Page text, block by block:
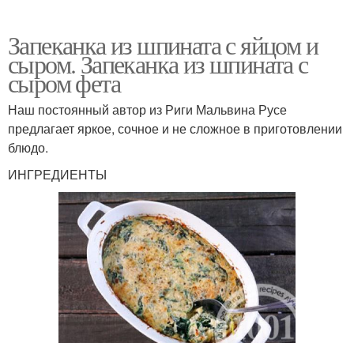
Запеканка из шпината с яйцом и
сыром. Запеканка из шпината с
сыром фета
Наш постоянный автор из Риги Мальвина Русе
предлагает яркое, сочное и не сложное в приготовлении
блюдо.
ИНГРЕДИЕНТЫ